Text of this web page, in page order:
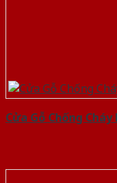
Cửa Gỗ Chống